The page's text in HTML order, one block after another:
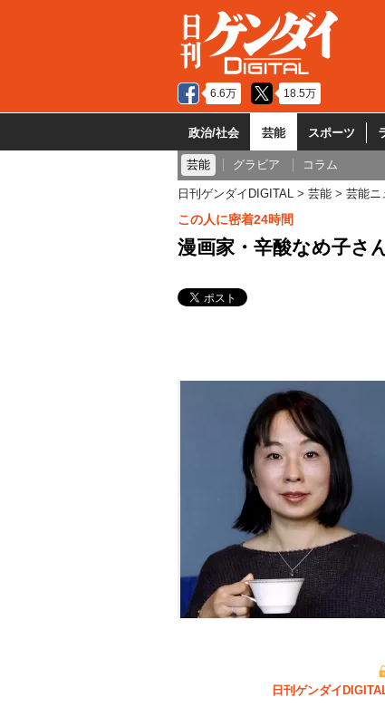
6.6万 18.5万
政治/社会 芸能 スポーツ
芸能 グラビア コラム
日刊ゲンダイDIGITAL 芸能 芸能ニ
この人に密着24時間
漫画家・辛酸なめ子さ
日刊ゲンダイ